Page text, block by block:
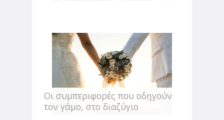
Οι συμπεριφορές που οδηγούν
τον γάμο, στο διαζύγιο